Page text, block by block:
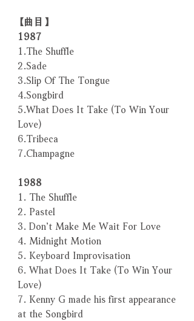
【曲目】
1987
1.The Shuffle
2.Sade
3.Slip Of The Tongue
4.Songbird
5.What Does It Take (To Win Your
Love)
6.Tribeca
7.Champagne
1988
1. The Shuffle
2. Pastel
3. Don’t Make Me Wait For Love
4. Midnight Motion
5. Keyboard Improvisation
6. What Does It Take (To Win Your
Love)
7. Kenny G made his first appearance
at the Songbird